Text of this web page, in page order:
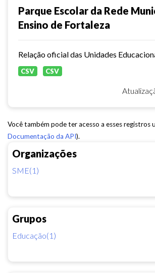
Organizações
SME(1)
Grupos
Educação(1)
Parque Escolar da Rede
Ensino de Fortaleza
CSV CSV
Você também pode ter acesso a esses registros
Documentação da API).